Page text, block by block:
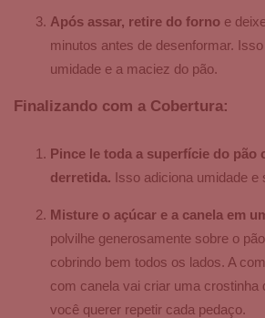
Após assar, retire do forno e
minutos antes de desenformar.
umidade e a maciez do pão.
Finalizando com a Cobertura:
Pince le toda a superfície do pão
derretida. Isso adiciona umidade e
Misture o açúcar e a canela em
polvilhe generosamente sobre o
cobrindo bem todos os lados. A
com canela vai criar uma crostinha
você querer repetir cada pedaço.